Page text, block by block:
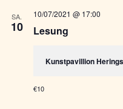
SA.
10 Lesung
10/07/2021 @ 17:00
Kunstpavillion
€10